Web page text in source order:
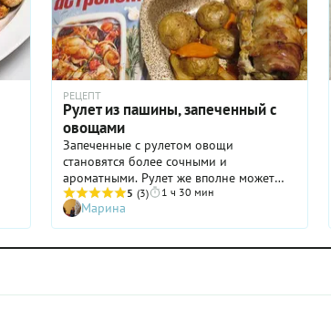
РЕЦЕПТ
Рулет из пашины, запеченный с
овощами
Запеченные с рулетом овощи
становятся более сочными и
ароматными. Рулет же вполне может
служить и холодной закуской -
охлажденный рулет нарезается тонкими
ломтиками.
5 (3) 1 ч 30 мин
Марина